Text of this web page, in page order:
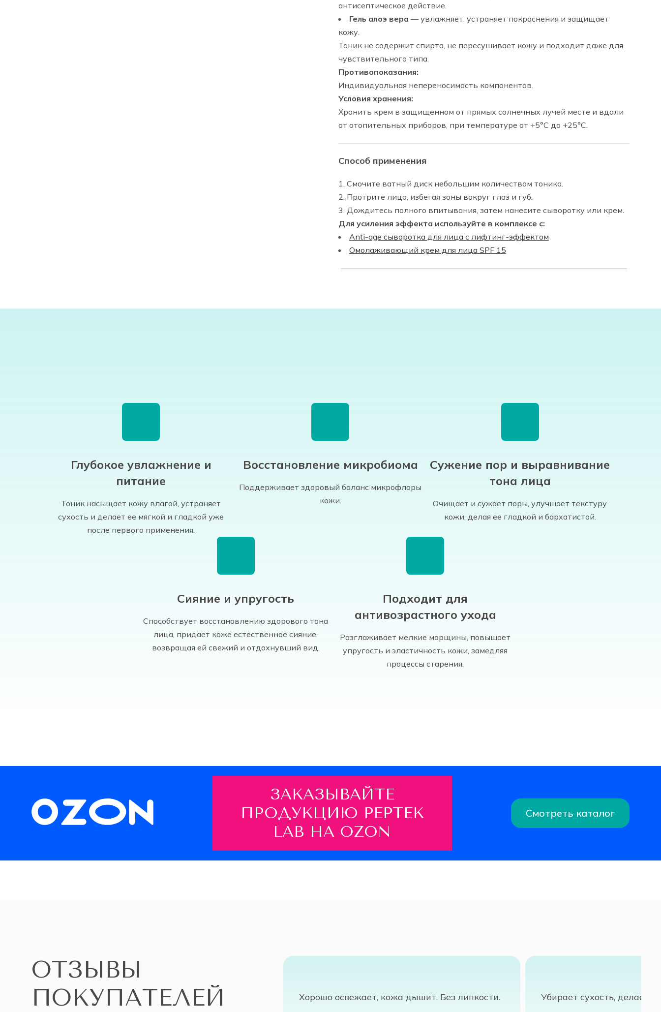
антисептическое действие.
Гель алоэ вера — увлажняет, устраняет покраснения и защищает
кожу.
Тоник не содержит спирта, не пересушивает кожу и подходит даже для
чувствительного типа.
Противопоказания:
Индивидуальная непереносимость компонентов.
Условия хранения:
Хранить крем в защищенном от прямых солнечных лучей месте и вдали
от отопительных приборов, при температуре от +5°С до +25°С.
Способ применения
1. Смочите ватный диск небольшим количеством тоника.
2. Протрите лицо, избегая зоны вокруг глаз и губ.
3. Дождитесь полного впитывания, затем нанесите сыворотку или крем.
Для усиления эффекта используйте в комплексе с:
Anti-age cыворотка для лица с лифтинг-эффектом
Омолаживающий крем для лица SPF 15
Глубокое увлажнение и
питание
Тоник насыщает кожу влагой, устраняет
сухость и делает ее мягкой и гладкой уже
после первого применения.
Восстановление микробиома
Поддерживает здоровый баланс микрофлоры
кожи.
Сужение пор и выравнивание
тона лица
Очищает и сужает поры, улучшает текстуру
кожи, делая ее гладкой и бархатистой.
Сияние и упругость
Способствует восстановлению здорового тона
лица, придает коже естественное сияние,
возвращая ей свежий и отдохнувший вид.
Подходит для
антивозрастного ухода
Разглаживает мелкие морщины, повышает
упругость и эластичность кожи, замедляя
процессы старения.
ЗАКАЗЫВАЙТЕ
ПРОДУКЦИЮ PEPTEK
LAB НА OZON
Смотреть каталог
ОТЗЫВЫ
ПОКУПАТЕЛЕЙ
Хорошо освежает, кожа дышит. Без липкости. Убирает сухость, делает